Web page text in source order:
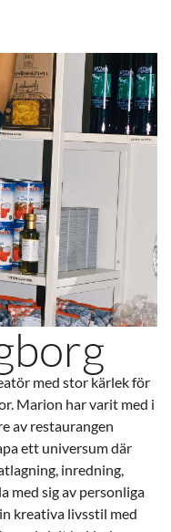
med stor kärlek för
Marion har varit med i
av restaurangen
ett universum där
inredning,
med sig av personliga
kreativa livsstil med